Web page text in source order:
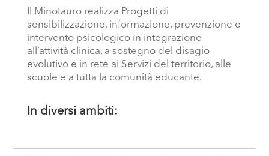
Il Minotauro realizza Progetti di
sensibilizzazione, informazione, prevenzione e
intervento psicologico in integrazione
all’attività clinica, a sostegno del disagio
evolutivo e in rete ai Servizi del territorio, alle
scuole e a tutta la comunità educante.
In diversi ambiti: